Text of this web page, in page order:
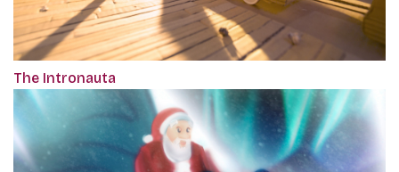
The Intronauta